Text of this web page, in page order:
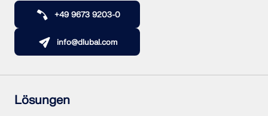
+49 9673 9203-0
info@dlubal.com
Lösungen